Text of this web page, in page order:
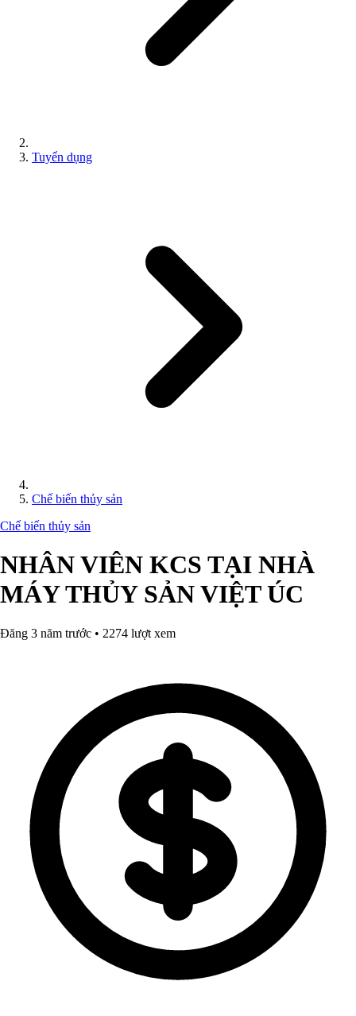
Tuyển dụng
Chế biến thủy sản
Chế biến thủy sản
NHÂN VIÊN KCS TẠI NHÀ
MÁY THỦY SẢN VIỆT ÚC
Đăng 3 năm trước • 2274 lượt xem